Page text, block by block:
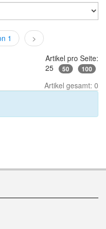
1
>
Artikel pro Seite:
25
50 100
Artikel gesamt: 0